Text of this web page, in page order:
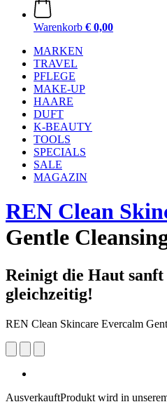
Warenkorb € 0,00
MARKEN
TRAVEL
PFLEGE
MAKE-UP
HAARE
DUFT
K-BEAUTY
TOOLS
SPECIALS
SALE
MAGAZIN
REN Clean
Gentle
Reinigt die Haut
gleichzeitig!
REN Clean Skincare Evercalm
AusverkauftProdukt wird in